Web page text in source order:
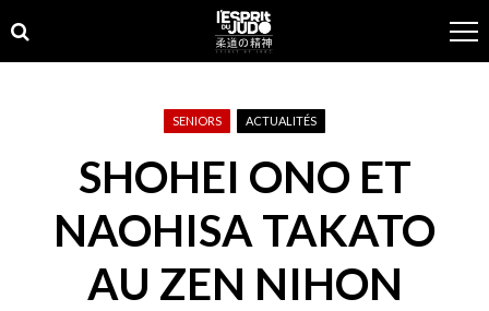
to
navigation
to
content
SENIORS ACTUALITÉS
SHOHEI ONO ET
NAOHISA TAKATO
AU ZEN NIHON